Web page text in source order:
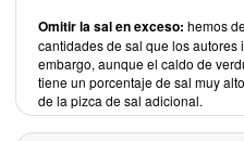
Omitir la sal en exceso: hemos
cantidades de sal que los
embargo, aunque el caldo de
tiene un porcentaje de sal muy
de la pizca de sal adicional.